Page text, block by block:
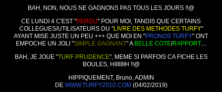
BAH, NON, NOUS NE GAGNONS PAS TOUS LES JOURS !!@
CE LUNDI 4 C'EST "PERDU" POUR MOI, TANDIS QUE CERTAINS
COLLEGUES/UTILISATEURS DU "LIVRE DES METHODES TURFY"
AYANT MISE JUSTE UN PEU +++ QUE MOI EN "PRONOS TURFY" ONT
EMPOCHE UN JOLI "SIMPLE GAGNANT" A BELLE COTE/RAPPORT....
BAH, JE JOUE "TURF PRUDENCE", MEME SI PARFOIS CA FICHE LES
BOULES, HIIIIIIIH !!@
HIPPIQUEMENT, Bruno, ADMIN
DE WWW.TURFY2010.COM (04/02/2019)